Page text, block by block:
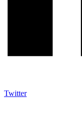
Twitter